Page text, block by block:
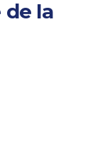
de la